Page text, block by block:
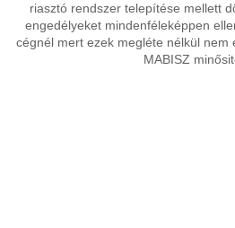
riasztó rendszer telepítése mellett
engedélyeket mindenféleképpen
cégnél mert ezek megléte nélkül nem
MABISZ